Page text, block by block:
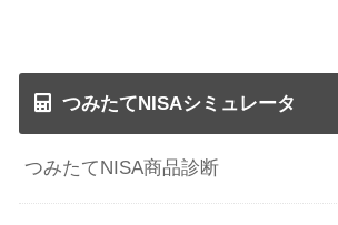
つみたてNISAシミュレータ
つみたてNISA商品診断